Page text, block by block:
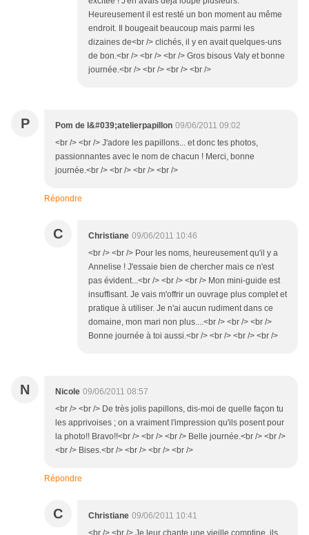
Heureusement il est resté un bon moment au même
endroit. Il bougeait beaucoup mais parmi les
dizaines de<br /> clichés, il y en avait quelques-uns
de bon.<br /> <br /> <br /> Gros bisous Valy et bonne
journée.<br /> <br /> <br /> <br />
P Pom de l&#039;atelierpapillon 09/06/2011 09:02
<br /> <br /> J'adore les papillons... et donc tes photos,
passionnantes avec le nom de chacun ! Merci, bonne
journée.<br /> <br /> <br /> <br />
Répondre
C Christiane 09/06/2011 10:46
<br /> <br /> Pour les noms, heureusement qu'il y a
Annelise ! J'essaie bien de chercher mais ce n'est
pas évident...<br /> <br /> <br /> Mon mini-guide est
insuffisant. Je vais m'offrir un ouvrage plus complet et
pratique à utiliser. Je n'ai aucun rudiment dans ce
domaine, mon mari non plus....<br /> <br /> <br />
Bonne journée à toi aussi.<br /> <br /> <br /> <br />
N Nicole 09/06/2011 08:57
<br /> <br /> De très jolis papillons, dis-moi de quelle façon tu
les apprivoises ; on a vraiment l'impression qu'ils posent pour
la photo!! Bravo!!<br /> <br /> <br /> Belle journée.<br /> <br />
<br /> Bises.<br /> <br /> <br /> <br />
Répondre
C Christiane 09/06/2011 10:41
<br /> <br /> Je leur chante une vieille comptine, ils